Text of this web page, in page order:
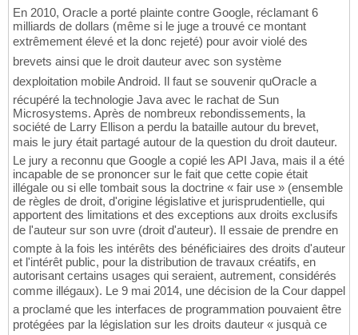
En 2010, Oracle a porté plainte contre Google, réclamant 6
milliards de dollars (même si le juge a trouvé ce montant
extrêmement élevé et la donc rejeté) pour avoir violé des
brevets ainsi que le droit dauteur avec son système
dexploitation mobile Android. Il faut se souvenir quOracle a
récupéré la technologie Java avec le rachat de Sun
Microsystems. Après de nombreux rebondissements, la
société de Larry Ellison a perdu la bataille autour du brevet,
mais le jury était partagé autour de la question du droit dauteur.
Le jury a reconnu que Google a copié les API Java, mais il a été
incapable de se prononcer sur le fait que cette copie était
illégale ou si elle tombait sous la doctrine « fair use » (ensemble
de règles de droit, d'origine législative et jurisprudentielle, qui
apportent des limitations et des exceptions aux droits exclusifs
de l'auteur sur son uvre (droit d'auteur). Il essaie de prendre en
compte à la fois les intérêts des bénéficiaires des droits d'auteur
et l'intérêt public, pour la distribution de travaux créatifs, en
autorisant certains usages qui seraient, autrement, considérés
comme illégaux). Le 9 mai 2014, une décision de la Cour dappel
a proclamé que les interfaces de programmation pouvaient être
protégées par la législation sur les droits dauteur « jusquà ce